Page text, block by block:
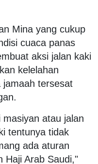
Mina yang cukup
cuaca panas
aksi jalan kaki
kelelahan
jamaah tersesat
atau jalan
tentunya tidak
ada aturan
Haji Arab Saudi,"